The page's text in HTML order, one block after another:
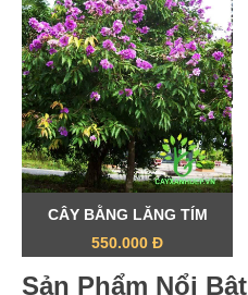
CÂY BẰNG LĂNG TÍM
550.000 Đ
Sản Phẩm Nổi Bật